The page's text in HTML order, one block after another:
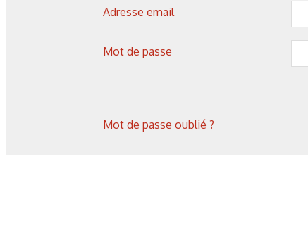
Adresse email
Mot de passe
Mot de passe oublié ?